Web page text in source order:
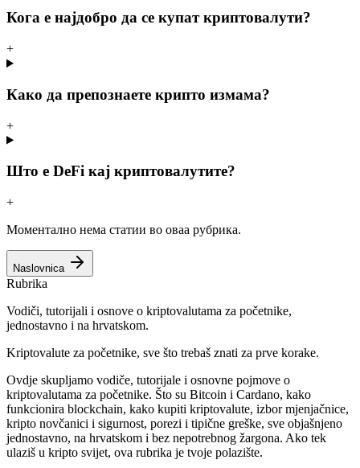
Кога е најдобро да се купат криптовалути?
+
Како да препознаете крипто измама?
+
Што е DeFi кај криптовалутите?
+
Моментално нема статии во оваа рубрика.
Naslovnica
Rubrika
Vodiči, tutorijali i osnove o kriptovalutama za početnike,
jednostavno i na hrvatskom.
Kriptovalute za početnike, sve što trebaš znati za prve korake.
Ovdje skupljamo vodiče, tutorijale i osnovne pojmove o
kriptovalutama za početnike. Što su Bitcoin i Cardano, kako
funkcionira blockchain, kako kupiti kriptovalute, izbor mjenjačnice,
kripto novčanici i sigurnost, porezi i tipične greške, sve objašnjeno
jednostavno, na hrvatskom i bez nepotrebnog žargona. Ako tek
ulaziš u kripto svijet, ova rubrika je tvoje polazište.